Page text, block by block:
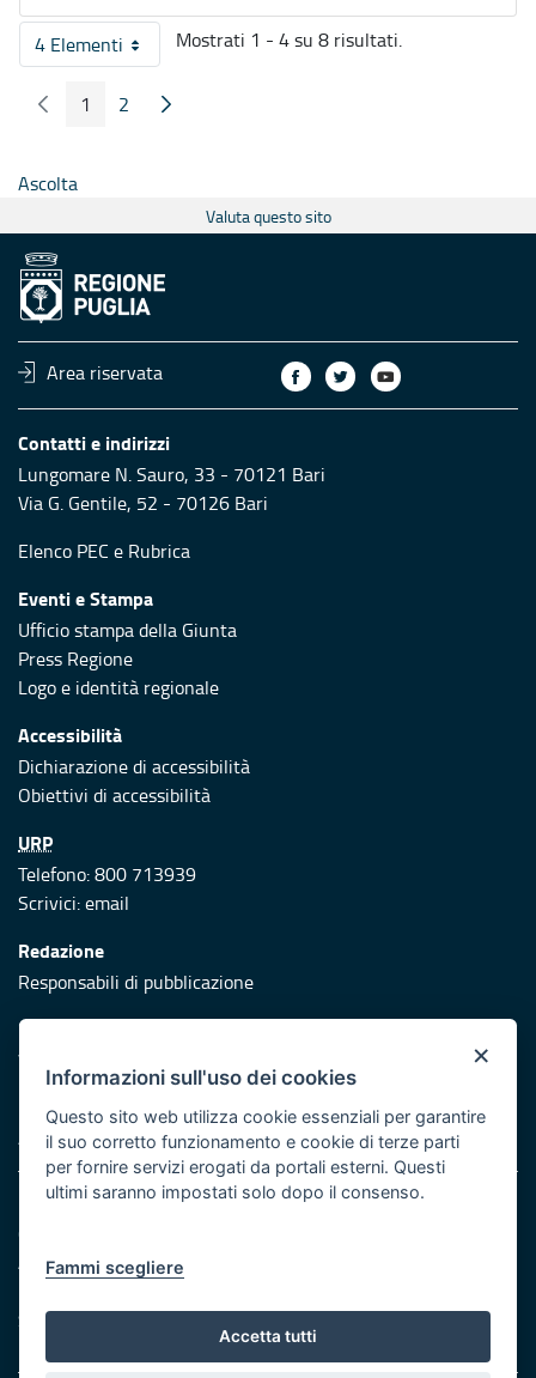
4 ElementiPer pagina
Mostrati 1 - 4 su 8 risultati.
Pagina Precedente
Pagina
1 Pagina
2 Pagina Seguente
Ascolta
Valuta questo sito
Area riservata
Contatti e indirizzi
Lungomare N. Sauro, 33 - 70121 Bari
Via G. Gentile, 52 - 70126 Bari
Elenco PEC e Rubrica
Eventi e Stampa
Ufficio stampa della Giunta
Press Regione
Logo e identità regionale
Accessibilità
Dichiarazione di accessibilità
Obiettivi di accessibilità
URP
Telefono: 800 713939
Scrivici:email
Redazione
Responsabili di pubblicazione
Protezione civile
Vai al sito di Protezione Civile Puglia
Iniziativa finanziata con risorse del POR Puglia 2014/2020 -
Asse XI
Note legali
Cookie e privacy
Atti di notifica
Servizi Intranet
×
Informazioni sull'uso dei cookies
Questo sito web utilizza cookie essenziali per garantire
il suo corretto funzionamento e cookie di terze parti
per fornire servizi erogati da portali esterni. Questi
ultimi saranno impostati solo dopo il consenso.
Fammi scegliere
Accetta tutti